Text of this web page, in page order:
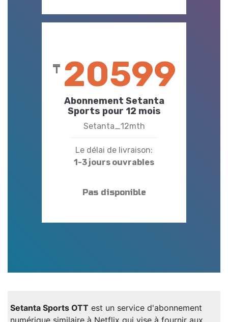
₸ 20599
Abonnement Setanta
Sports pour 12 mois
Setanta_12mth
Le délai de livraison:
1-3 jours ouvrables
Pas disponible
Setanta Sports OTT est un service d'abonnement
numérique similaire à Netflix qui vise à fournir aux